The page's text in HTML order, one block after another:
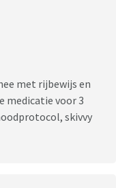
met rijbewijs en
medicatie voor 3
skivvy